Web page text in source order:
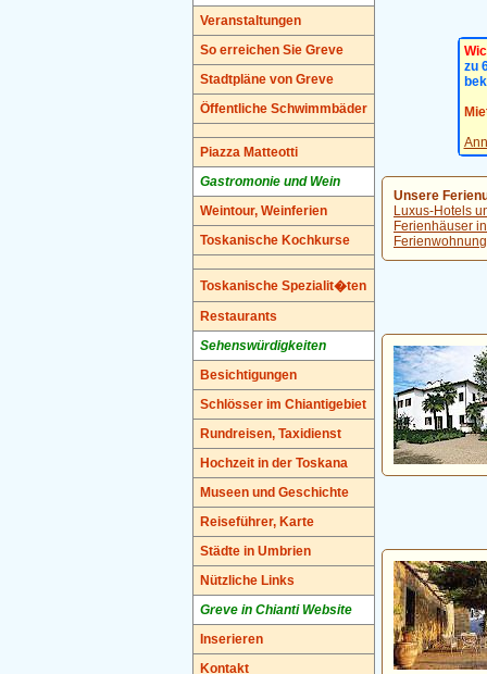
Veranstaltungen
So erreichen Sie Greve
Stadtpläne von Greve
Öffentliche Schwimmbäder
Piazza Matteotti
Gastromonie und Wein
Weintour, Weinferien
Toskanische Kochkurse
Toskanische Spezialit�ten
Restaurants
Sehenswürdigkeiten
Besichtigungen
Schlösser im Chiantigebiet
Rundreisen, Taxidienst
Hochzeit in der Toskana
Museen und Geschichte
Reiseführer, Karte
Städte in Umbrien
Nützliche Links
Greve in Chianti Website
Inserieren
Kontakt
zu
Unsere
Luxus-Hotels
Ferienhäuser